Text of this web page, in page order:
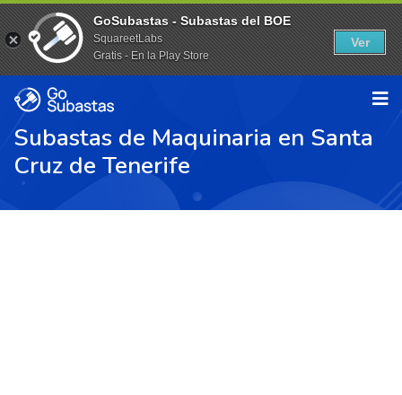
Subastas de Maquinaria en Santa
Cruz de Tenerife
GoSubastas - Subastas del BOE
SquareetLabs
Gratis - En la Play Store
Ver